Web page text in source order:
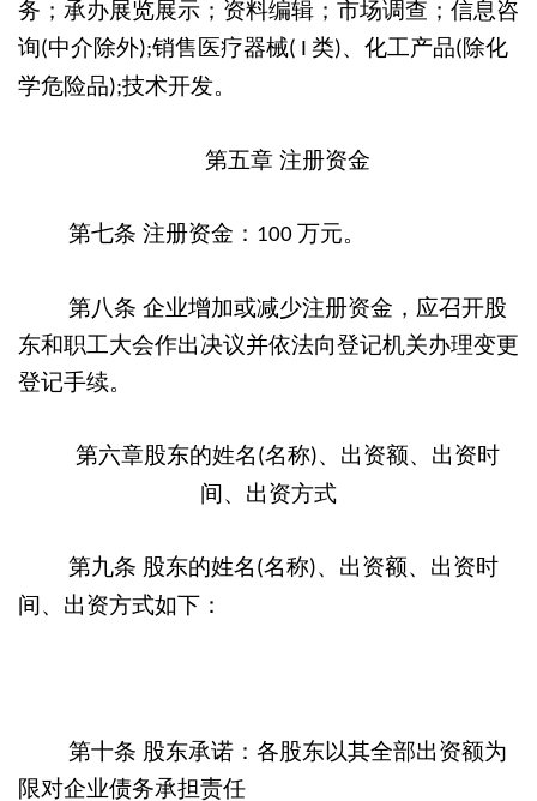
务；承办展览展示；资料编辑；市场调查；信息咨
询(中介除外);销售医疗器械( I 类)、化工产品(除化
学危险品);技术开发。
第五章 注册资金
第七条 注册资金： 100 万元。
第八条 企业增加或减少注册资金，应召开股
东和职工大会作出决议并依法向登记机关办理变更
登记手续。
第六章股东的姓名 (名称)、出资额、出资时
间、出资方式
第九条 股东的姓名 (名称)、出资额、出资时
间、出资方式如下：
第十条 股东承诺：各股东以其全部出资额为
限对企业债务承担责任